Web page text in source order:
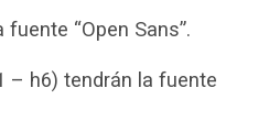
fuente “Open Sans”.
– h6) tendrán la fuente